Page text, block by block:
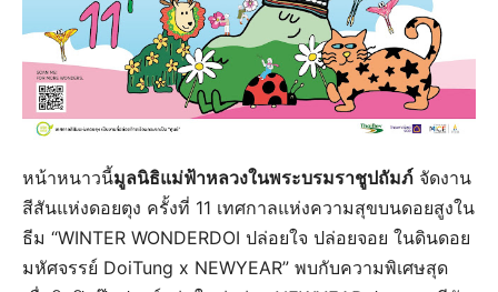
หน้าหนาวนี้มูลนิธิแม่ฟ้าหลวงในพระบรมราชูปถัมภ์ จัดงาน
สีสันแห่งดอยตุง ครั้งที่ 11 เทศกาลแห่งความสุขบนดอยสูงใน
ธีม “WINTER WONDERDOI ปล่อยใจ ปล่อยจอย ในดินดอย
มหัศจรรย์ DoiTung x NEWYEAR” พบกับความพิเศษสุด